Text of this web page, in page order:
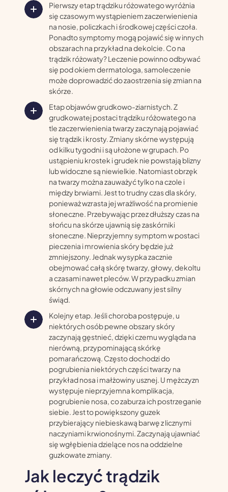
Pierwszy etap trądziku różowatego wyróżnia
się czasowym wystąpieniem zaczerwienienia
na nosie, policzkach i środkowej części czoła.
Ponadto symptomy mogą pojawić się w innych
obszarach na przykład na dekolcie. Co na
trądzik różowaty? Leczenie powinno odbywać
się pod okiem dermatologa, samoleczenie
może doprowadzić do zaostrzenia się zmian na
skórze.
Etap objawów grudkowo-ziarnistych. Z
grudkowatej postaci trądziku różowatego na
tle zaczerwienienia twarzy zaczynają pojawiać
się trądzik i krosty. Zmiany skórne występują
od kilku tygodni i są ułożone w grupach. Po
ustąpieniu krostek i grudek nie powstają blizny
lub widoczne są niewielkie. Natomiast obrzęk
na twarzy można zauważyć tylko na czole i
między brwiami. Jest to trudny czas dla skóry,
ponieważ wzrasta jej wrażliwość na promienie
słoneczne. Przebywając przez dłuższy czas na
słońcu na skórze ujawnią się zaskórniki
słoneczne. Nieprzyjemny symptom w postaci
pieczenia i mrowienia skóry będzie już
zmniejszony. Jednak wysypka zacznie
obejmować całą skórę twarzy, głowy, dekoltu
a czasami nawet pleców. W przypadku zmian
skórnych na głowie odczuwany jest silny
świąd.
Kolejny etap. Jeśli choroba postępuje, u
niektórych osób pewne obszary skóry
zaczynają gęstnieć, dzięki czemu wygląda na
nierówną, przypominającą skórkę
pomarańczową. Często dochodzi do
pogrubienia niektórych części twarzy na
przykład nosa i małżowiny usznej. U mężczyzn
występuje nieprzyjemna komplikacja,
pogrubienie nosa, co zaburza ich postrzeganie
siebie. Jest to powiększony guzek
przybierający niebieskawą barwę z licznymi
naczyniami krwionośnymi. Zaczynają ujawniać
się wgłębienia dzielące nos na oddzielne
guzkowate zmiany.
Jak leczyć trądzik